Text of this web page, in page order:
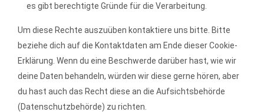
es gibt berechtigte Gründe für die Verarbeitung.
Um diese Rechte auszuüben kontaktiere uns bitte. Bitte
beziehe dich auf die Kontaktdaten am Ende dieser Cookie-
Erklärung. Wenn du eine Beschwerde darüber hast, wie wir
deine Daten behandeln, würden wir diese gerne hören, aber
du hast auch das Recht diese an die Aufsichtsbehörde
(Datenschutzbehörde) zu richten.